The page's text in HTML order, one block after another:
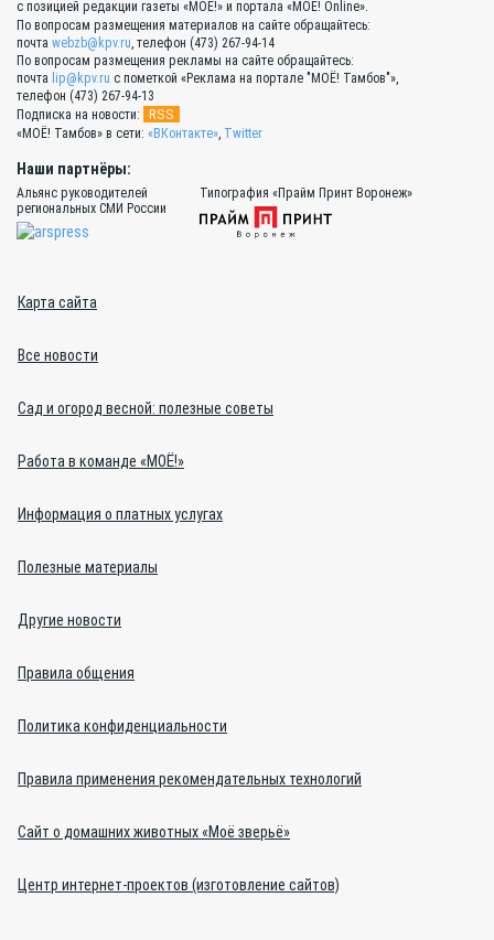
с позицией редакции газеты «МОЁ!» и портала «МОЁ! Online».
По вопросам размещения материалов на сайте обращайтесь:
почта webzb@kpv.ru, телефон (473) 267-94-14
По вопросам размещения рекламы на сайте обращайтесь:
почта lip@kpv.ru с пометкой «Реклама на портале "МОЁ! Тамбов"»,
телефон (473) 267-94-13
Подписка на новости:
RSS
«МОЁ! Тамбов» в сети: «ВКонтакте», Twitter
Наши партнёры:
Альянс руководителей
региональных СМИ России
Типография «Прайм Принт Воронеж»
Карта сайта
Все новости
Сад и огород весной: полезные советы
Работа в команде «МОЁ!»
Информация о платных услугах
Полезные материалы
Другие новости
Правила общения
Политика конфиденциальности
Правила применения рекомендательных технологий
Сайт о домашних животных «Моё зверьё»
Центр интернет-проектов (изготовление сайтов)